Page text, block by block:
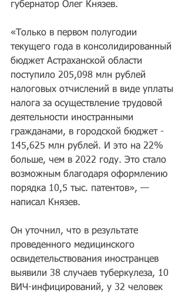
губернатор Олег Князев.
«Только в первом полугодии
текущего года в консолидированный
бюджет Астраханской области
поступило 205,098 млн рублей
налоговых отчислений в виде уплаты
налога за осуществление трудовой
деятельности иностранными
гражданами, в городской бюджет -
145,625 млн рублей. И это на 22%
больше, чем в 2022 году. Это стало
возможным благодаря оформлению
порядка 10,5 тыс. патентов», —
написал Князев.
Он уточнил, что в результате
проведенного медицинского
освидетельствования иностранцев
выявили 38 случаев туберкулеза, 10
ВИЧ-инфицирований, у 32 человек